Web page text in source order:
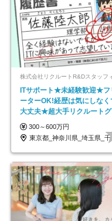
ITサポート★未経験歓迎★フ
ーターOK!経歴は気にしなく
大丈夫★超大手リクルートグ
ープの正社員/sg
300～600万円
東京都_神奈川県_埼玉県_千葉県_大阪府…